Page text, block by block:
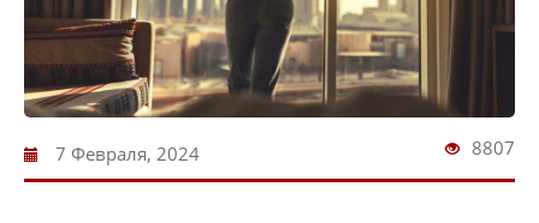
7 Февраля, 2024 8807